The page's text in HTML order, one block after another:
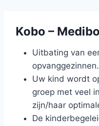
Kobo –
Uitbating van
opvanggezinnen.
Uw kind wordt
groep met veel
zijn/haar
De